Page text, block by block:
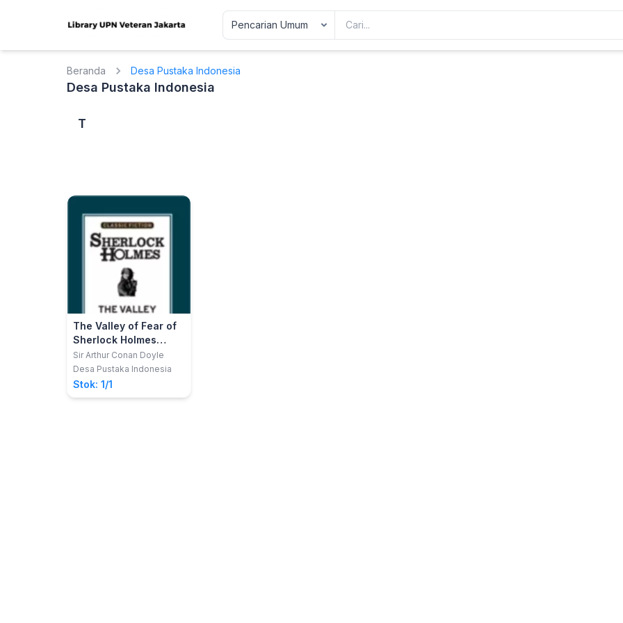
Beranda Desa Pustaka Indonesia
Desa Pustaka Indonesia
T
The Valley of Fear of
Sherlock Holmes
(Bahasa Inggris)
Sir Arthur Conan Doyle
Desa Pustaka Indonesia
Stok: 1/1